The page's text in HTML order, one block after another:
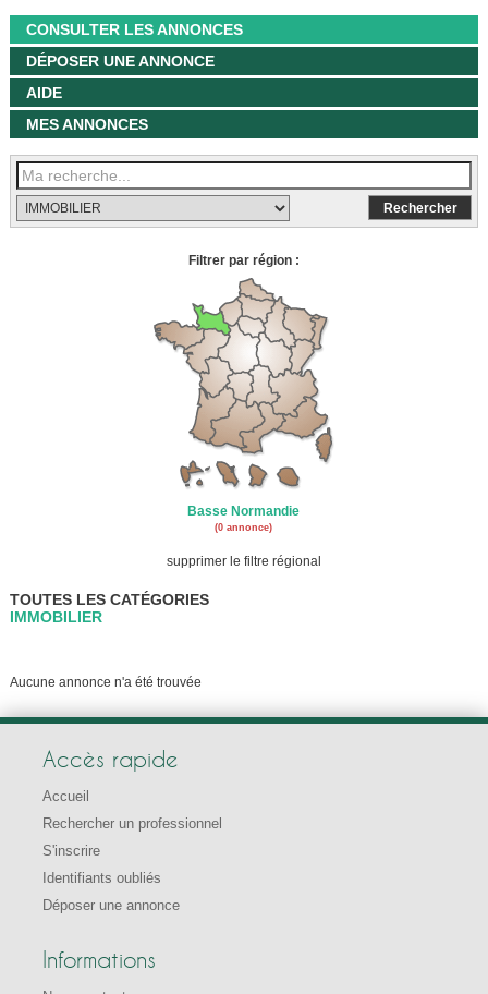
CONSULTER LES ANNONCES
DÉPOSER UNE ANNONCE
AIDE
MES ANNONCES
Filtrer par région :
Basse Normandie
(0 annonce)
supprimer le filtre régional
TOUTES LES CATÉGORIES
IMMOBILIER
Aucune annonce n'a été trouvée
Accès rapide
Accueil
Rechercher un professionnel
S'inscrire
Identifiants oubliés
Déposer une annonce
Informations